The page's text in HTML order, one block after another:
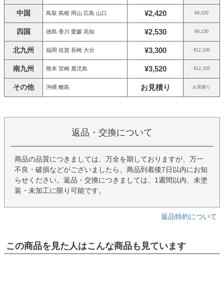
中国 鳥取 島根 岡山 広島 山口 ¥2,420 ¥9,020
四国 徳島 香川 愛媛 高知 ¥2,530 ¥9,130
北九州 福岡 佐賀 長崎 大分 ¥3,300 ¥12,100
南九州 熊本 宮崎 鹿児島 ¥3,520 ¥12,320
その他 沖縄 離島 お見積り お見積り
返品・交換について
商品の品質につきましては、万全を期しておりますが、万一
不良・破損などがございましたら、商品到着後7日以内にお知
らせください。返品・交換につきましては、1週間以内、未塗
装・未加工に限り可能です。
返品特約について
この商品を見た人はこんな商品も見ています